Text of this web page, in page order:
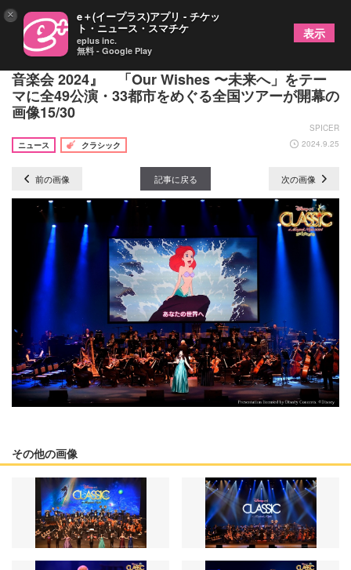
『ディズニー・オン・クラシック ～まほうの夜の
音楽会 2024』 「Our Wishes 〜未来へ」をテー
マに全49公演・33都市をめぐる全国ツアーが開幕の
画像15/30
SPICER
ニュース
クラシック 2024.9.25
前の画像 記事に戻る 次の画像
その他の画像
× e＋(イープラス)アプリ - チケッ
ト・ニュース・スマチケ
eplus inc.
無料 - Google Play
表示